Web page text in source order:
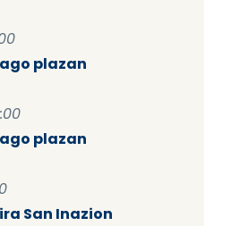
plazan
plazan
San Inazion